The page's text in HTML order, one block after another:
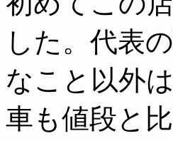
した。代表
なこと以外
車も値段と